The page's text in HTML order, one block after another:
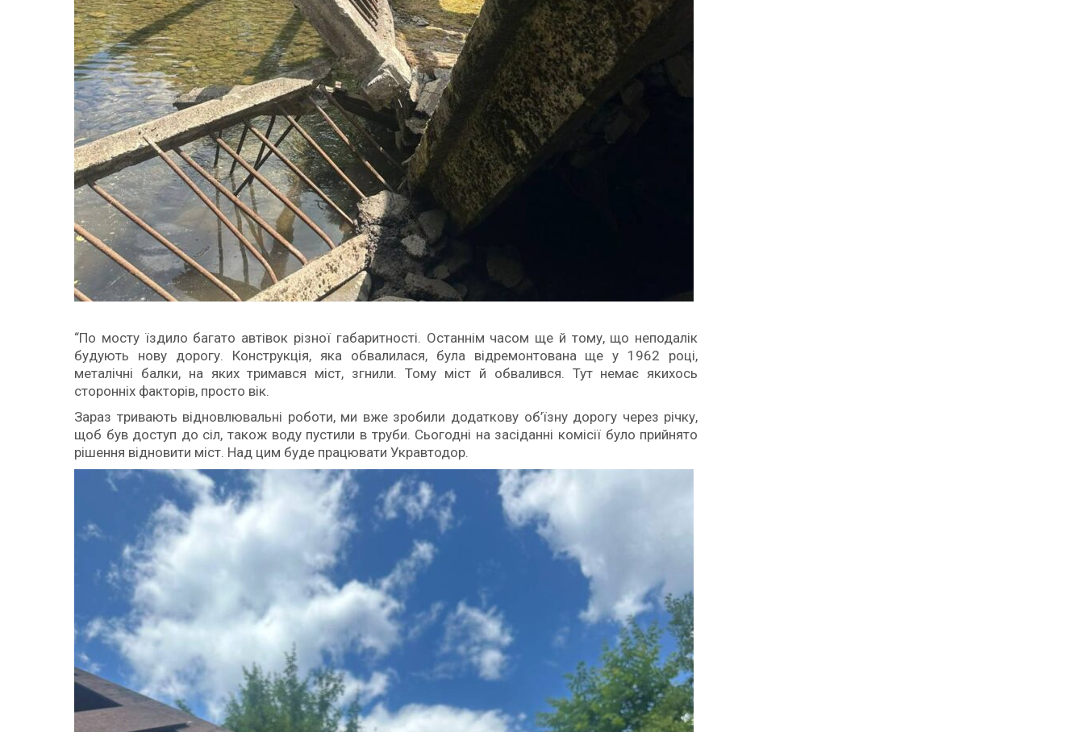
“По мосту їздило багато автівок різної габаритності. Останнім часом ще й тому, що неподалік
будують нову дорогу. Конструкція, яка обвалилася, була відремонтована ще у 1962 році,
металічні балки, на яких тримався міст, згнили. Тому міст й обвалився. Тут немає якихось
сторонніх факторів, просто вік.
Зараз тривають відновлювальні роботи, ми вже зробили додаткову об’їзну дорогу через річку,
щоб був доступ до сіл, також воду пустили в труби. Сьогодні на засіданні комісії було прийнято
рішення відновити міст. Над цим буде працювати Укравтодор.